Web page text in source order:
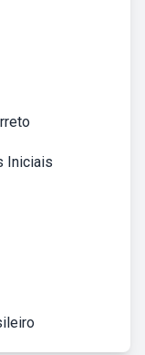
Iniciais